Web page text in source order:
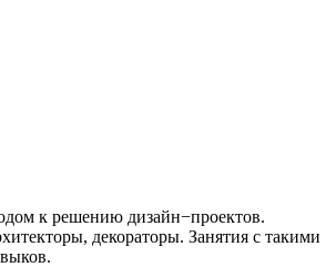
к решению дизайн−проектов.
декораторы. Занятия с такими